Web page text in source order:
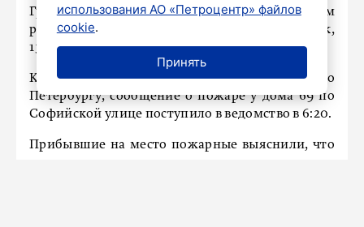
Грузовой автомобиль горел во Фрунзенском
районе Петербурга ранним утром во вторник,
13 февраля. Обошлось без пострадавших.
Как рассказали в пресс-службе ГУ МЧС по
Петербургу, сообщение о пожаре у дома 69 по
Софийской улице поступило в ведомство в 6:20.
Прибывшие на место пожарные выяснили, что
использования АО «Петроцентр» файлов
cookie.
Принять